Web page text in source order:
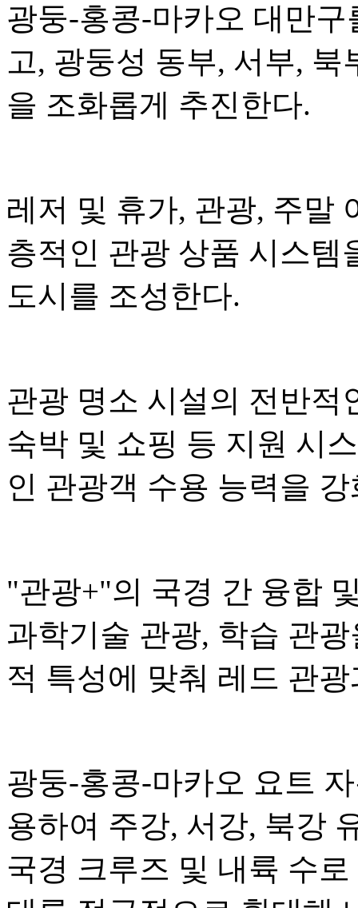
광둥-홍콩-마카오 대만
고, 광둥성 동부, 서부,
을 조화롭게 추진한다.
레저 및 휴가, 관광, 주말
층적인 관광 상품 시스템
도시를 조성한다.
관광 명소 시설의 전반적
숙박 및 쇼핑 등 지원 시
인 관광객 수용 능력을
"관광+"의 국경 간 융합
과학기술 관광, 학습 관
적 특성에 맞춰 레드 관
광둥-홍콩-마카오 요트
용하여 주강, 서강, 북강
국경 크루즈 및 내륙 수